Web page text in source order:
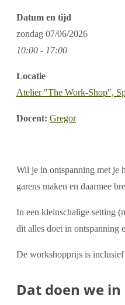
Datum en tijd
zondag 07/06/2026
10:00 - 17:00
Locatie
Atelier "The Work-Shop",
Docent: Gregor
Wil je in ontspanning met je
garens maken en daarmee
In een kleinschalige setting
dit alles doet in ontspanning
De workshopprijs is inclusief
Dat doen we